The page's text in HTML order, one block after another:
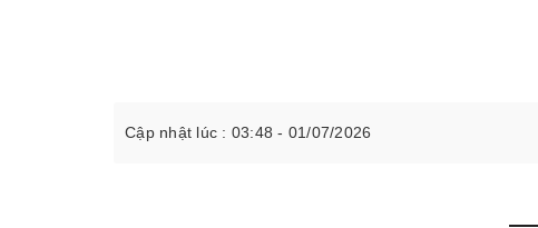
Cập nhật lúc : 03:48 - 01/07/2026